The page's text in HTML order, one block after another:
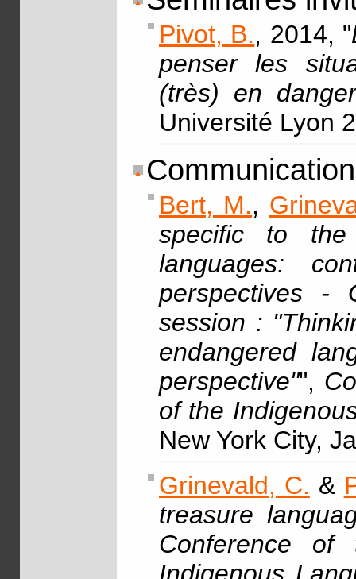
Pivot, B., 2014, "
penser les
(très) en danger
Université Lyon
Bert, M.,
specific to the
languages:
perspectives -
session :
endangered
perspective"",
of the
New York City,
Grinevald, C. &
treasure
Conference